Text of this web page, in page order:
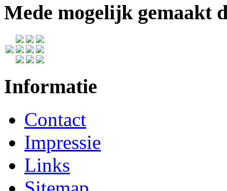
Mede mogelijk gemaakt
Informatie
Contact
Impressie
Links